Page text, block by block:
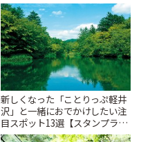
新しくなった「ことりっぷ軽井
沢」と一緒におでかけしたい注
目スポット13選【スタンプラリ
ー開催中】 | ことりっぷ